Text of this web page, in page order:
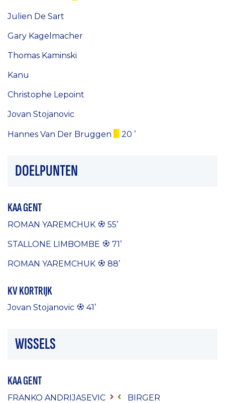
Julien De Sart
Gary Kagelmacher
Thomas Kaminski
Kanu
Christophe Lepoint
Jovan Stojanovic
Hannes Van Der Bruggen 20 ’
DOELPUNTEN
KAA GENT
ROMAN YAREMCHUK 55’
STALLONE LIMBOMBE 71’
ROMAN YAREMCHUK 88’
KV KORTRIJK
Jovan Stojanovic 41’
WISSELS
KAA GENT
FRANKO ANDRIJASEVIC BIRGER